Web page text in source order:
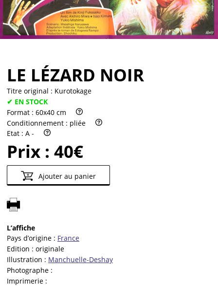
Vendre
LE LÉZARD NOIR
Titre original : Kurotokage
✔ EN STOCK
Format : 60x40 cm
Conditionnement : pliée
Etat : A -
Prix : 40€
Ajouter au panier
L’affiche
Pays d’origine : France
Edition : originale
Illustration : Manchuelle-Deshay
Photographe :
Imprimerie :